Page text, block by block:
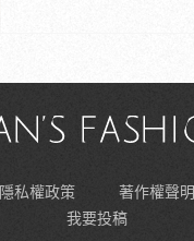
隱私權政策 著作權聲明
我要投稿